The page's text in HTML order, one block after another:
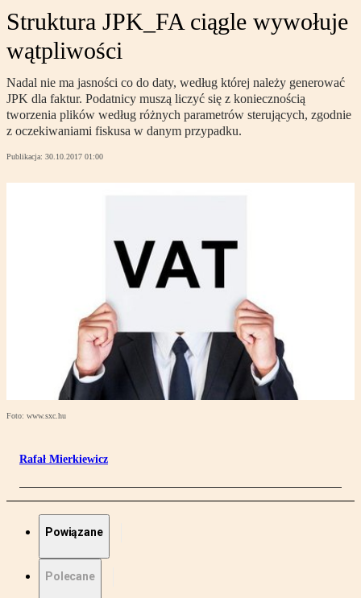
Struktura JPK_FA ciągle wywołuje
wątpliwości
Nadal nie ma jasności co do daty, według której należy generować
JPK dla faktur. Podatnicy muszą liczyć się z koniecznością
tworzenia plików według różnych parametrów sterujących, zgodnie
z oczekiwaniami fiskusa w danym przypadku.
Publikacja: 30.10.2017 01:00
Foto: www.sxc.hu
Rafał Mierkiewicz
Powiązane
Polecane